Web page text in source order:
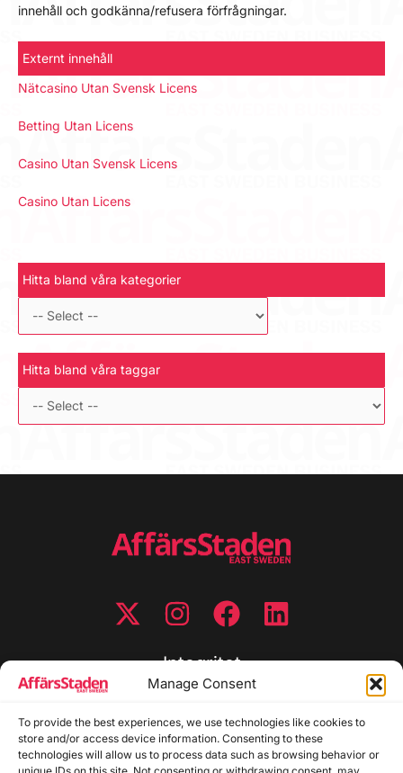
Manage Consent
To provide the best experiences, we use technologies like cookies to
store and/or access device information. Consenting to these
technologies will allow us to process data such as browsing behavior or
innehåll och godkänna/refusera förfrågningar.
Externt innehåll
Nätcasino Utan Svensk Licens
Betting Utan Licens
Casino Utan Svensk Licens
Casino Utan Licens
Hitta bland våra kategorier
Hitta bland våra taggar
Integritet
Cookiepolicy
Disclaimer
Redaktionell policy